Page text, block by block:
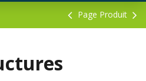
Page Produit